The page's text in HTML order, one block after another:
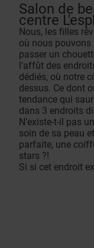
Salon de
centre
Nous, les filles
où nous pouvons
passer un
l'affût des
dédiés, où notre
dessus. Ce dont
tendance qui
dans 3 endroits
N’existe-t-il pas
soin de sa peau
parfaite, une
stars ?!
Si si cet endroit